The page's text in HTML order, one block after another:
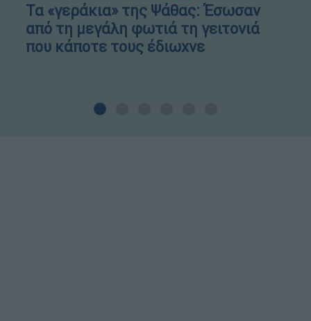
Τα «γεράκια» της Ψάθας: Έσωσαν
από τη μεγάλη φωτιά τη γειτονιά
που κάποτε τους έδιωχνε